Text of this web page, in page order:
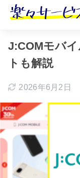
ホーム おすすめ
J:COMモバ
トも解説
2026年6月2日